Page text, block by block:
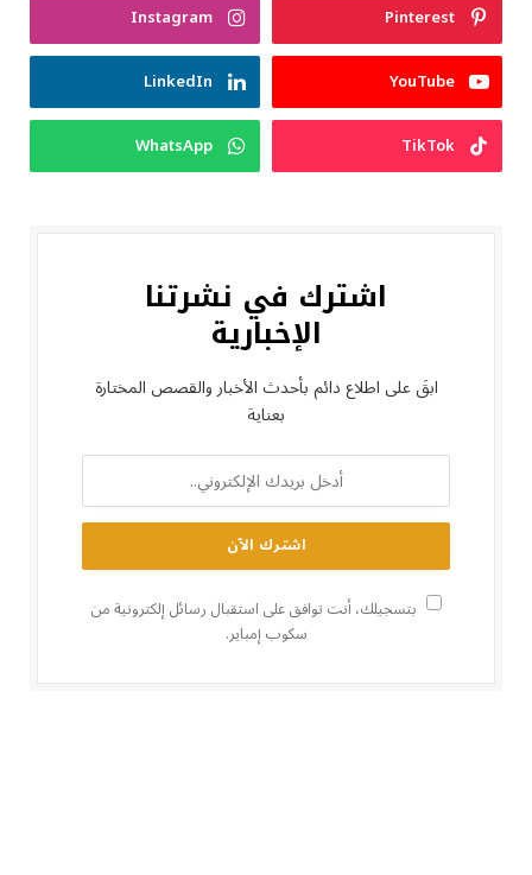
Pinterest
Instagram
YouTube
LinkedIn
TikTok
WhatsApp
اشترك في نشرتنا
الإخبارية
ابقَ على اطلاع دائم بأحدث الأخبار والقصص المختارة
بعناية
بتسجيلك، أنت توافق على استقبال رسائل إلكترونية من
سكوب إمباير.